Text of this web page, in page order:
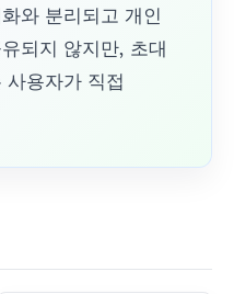
와 분리되고 개인
되지 않지만, 초대
용자가 직접